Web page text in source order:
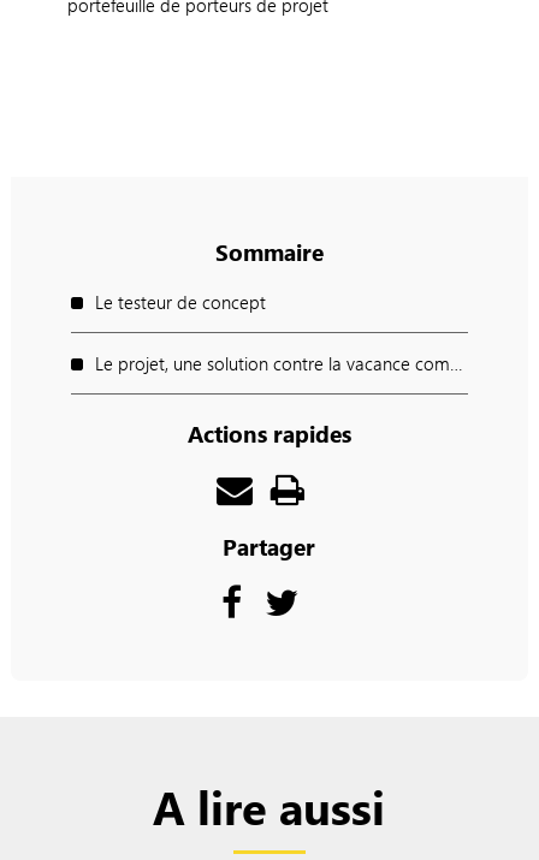
Sommaire
Le testeur de concept
Le projet, une solution contre la vacance commerciale !
Actions rapides
Partager
A lire aussi